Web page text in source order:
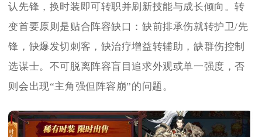
认先锋，换时装即可转职并刷新技能与成长倾向。转
变首要原则是贴合阵容缺口：缺前排承伤就转护卫/先
锋，缺爆发切刺客，缺治疗增益转辅助，缺群伤控制
选谋士。不可脱离阵容盲目追求外观或单一强度，否
则会出现“主角强但阵容崩”的问题。